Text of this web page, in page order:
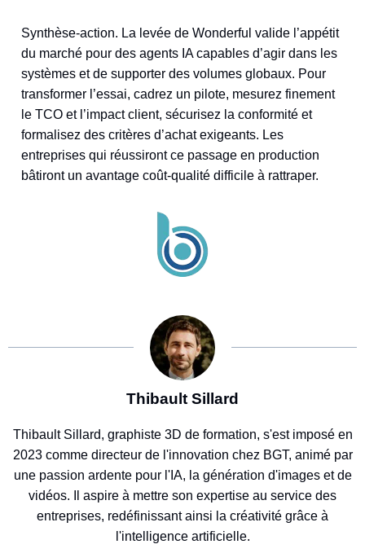
Synthèse‑action. La levée de Wonderful valide l’appétit
du marché pour des agents IA capables d’agir dans les
systèmes et de supporter des volumes globaux. Pour
transformer l’essai, cadrez un pilote, mesurez finement
le TCO et l’impact client, sécurisez la conformité et
formalisez des critères d’achat exigeants. Les
entreprises qui réussiront ce passage en production
bâtiront un avantage coût‑qualité difficile à rattraper.
Thibault Sillard
Thibault Sillard, graphiste 3D de formation, s'est imposé en
2023 comme directeur de l'innovation chez BGT, animé par
une passion ardente pour l'IA, la génération d'images et de
vidéos. Il aspire à mettre son expertise au service des
entreprises, redéfinissant ainsi la créativité grâce à
l'intelligence artificielle.